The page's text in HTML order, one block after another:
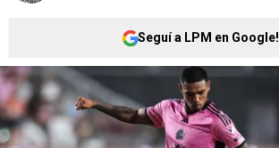
Seguí a LPM en Google!